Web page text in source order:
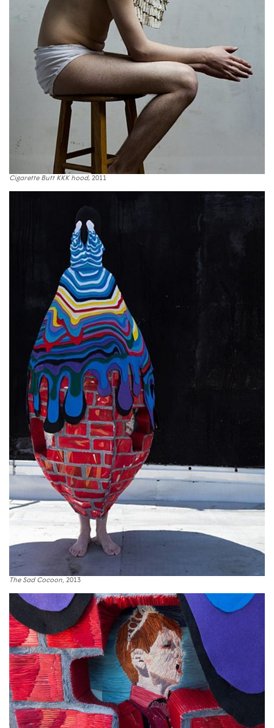
Cigarette Butt KKK hood, 2011
The Sad Cocoon, 2013